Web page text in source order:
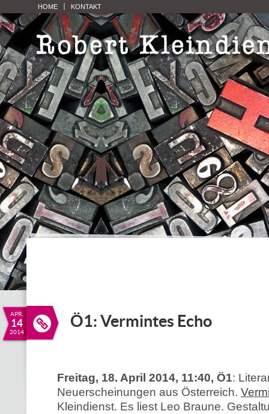
HOME KONTAKT
APR.
14
2014
Ö1: Vermintes Echo
Freitag, 18. April 2014, 11:40, Ö1:
Neuerscheinungen aus Österreich.
Kleindienst. Es liest Leo Braune.